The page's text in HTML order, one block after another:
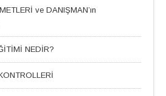
ve DANIŞMAN’ın
NEDİR?